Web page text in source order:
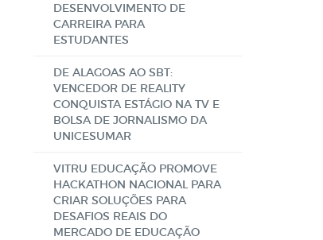
DESENVOLVIMENTO DE
CARREIRA PARA
ESTUDANTES
DE ALAGOAS AO SBT:
VENCEDOR DE REALITY
CONQUISTA ESTÁGIO NA TV E
BOLSA DE JORNALISMO DA
UNICESUMAR
VITRU EDUCAÇÃO PROMOVE
HACKATHON NACIONAL PARA
CRIAR SOLUÇÕES PARA
DESAFIOS REAIS DO
MERCADO DE EDUCAÇÃO